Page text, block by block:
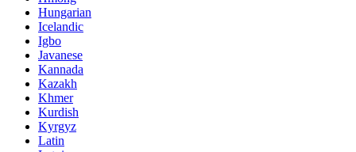
Hungarian
Icelandic
Igbo
Javanese
Kannada
Kazakh
Khmer
Kurdish
Kyrgyz
Latin